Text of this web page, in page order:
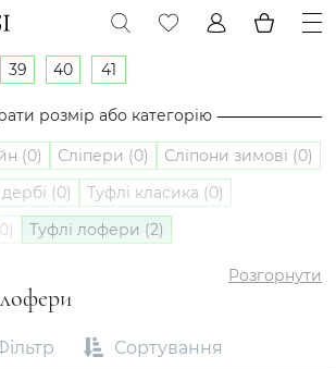
39 40 41
розмір або категорію
(0) Сліпери (0)
Сліпони зимові (0)
(0)
Туфлі класика (0)
Туфлі лофери (2)
Розгорнути
Сортування